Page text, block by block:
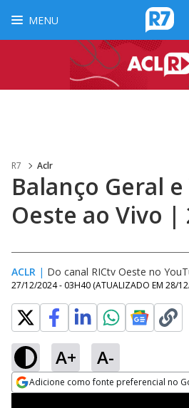
MENU
R7 Aclr
Balanço Geral
Oeste ao Vivo |
ACLR | Do canal RICtv Oeste no
27/12/2024 - 03H40 (ATUALIZADO EM 28/
A+ A-
Adicione como fonte preferencial no